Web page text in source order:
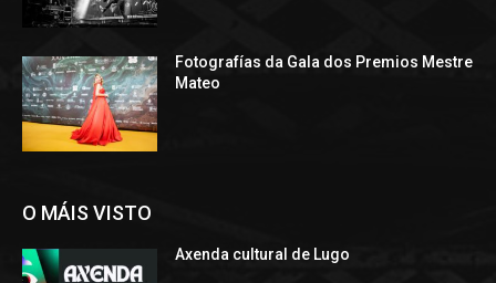
Fotografías da Gala dos Premios Mestre
Mateo
O MÁIS VISTO
Axenda cultural de Lugo